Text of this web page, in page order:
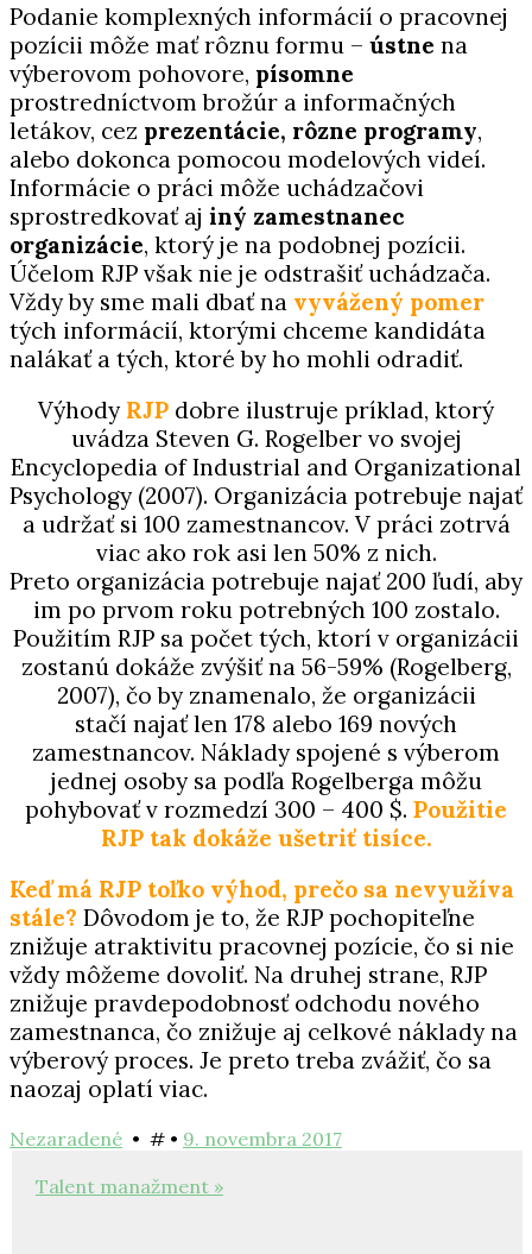
Podanie komplexných informácií o pracovnej
pozícii môže mať rôznu formu – ústne na
výberovom pohovore, písomne
prostredníctvom brožúr a informačných
letákov, cez prezentácie, rôzne programy,
alebo dokonca pomocou modelových videí.
Informácie o práci môže uchádzačovi
sprostredkovať aj iný zamestnanec
organizácie, ktorý je na podobnej pozícii.
Účelom RJP však nie je odstrašiť uchádzača.
Vždy by sme mali dbať na vyvážený pomer
tých informácií, ktorými chceme kandidáta
nalákať a tých, ktoré by ho mohli odradiť.
Výhody RJP dobre ilustruje príklad, ktorý
uvádza Steven G. Rogelber vo svojej
Encyclopedia of Industrial and Organizational
Psychology (2007). Organizácia potrebuje najať
a udržať si 100 zamestnancov. V práci zotrvá
viac ako rok asi len 50% z nich.
Preto organizácia potrebuje najať 200 ľudí, aby
im po prvom roku potrebných 100 zostalo.
Použitím RJP sa počet tých, ktorí v organizácii
zostanú dokáže zvýšiť na 56-59% (Rogelberg,
2007), čo by znamenalo, že organizácii
stačí najať len 178 alebo 169 nových
zamestnancov. Náklady spojené s výberom
jednej osoby sa podľa Rogelberga môžu
pohybovať v rozmedzí 300 – 400 $. Použitie
RJP tak dokáže ušetriť tisíce.
Keď má RJP toľko výhod, prečo sa nevyužíva
stále? Dôvodom je to, že RJP pochopiteľne
znižuje atraktivitu pracovnej pozície, čo si nie
vždy môžeme dovoliť. Na druhej strane, RJP
znižuje pravdepodobnosť odchodu nového
zamestnanca, čo znižuje aj celkové náklady na
výberový proces. Je preto treba zvážiť, čo sa
naozaj oplatí viac.
Nezaradené • # • 9. novembra 20179.
Talent manažment »